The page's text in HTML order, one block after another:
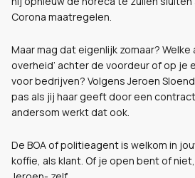
Corona maatregelen.
Maar mag dat eigenlijk zomaar?
overheid’ achter de voordeur of op je
voor bedrijven? Volgens Jeroen
pas als jij haar geeft door een
andersom werkt dat ook.
De BOA of politieagent is welkom in
koffie, als klant. Of je open bent of